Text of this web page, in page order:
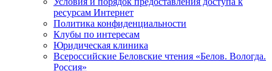
ресурсам Интернет
Политика конфиденциальности
Клубы по интересам
Юридическая клиника
Всероссийские Беловские чтения «Белов. Вологда.
Россия»